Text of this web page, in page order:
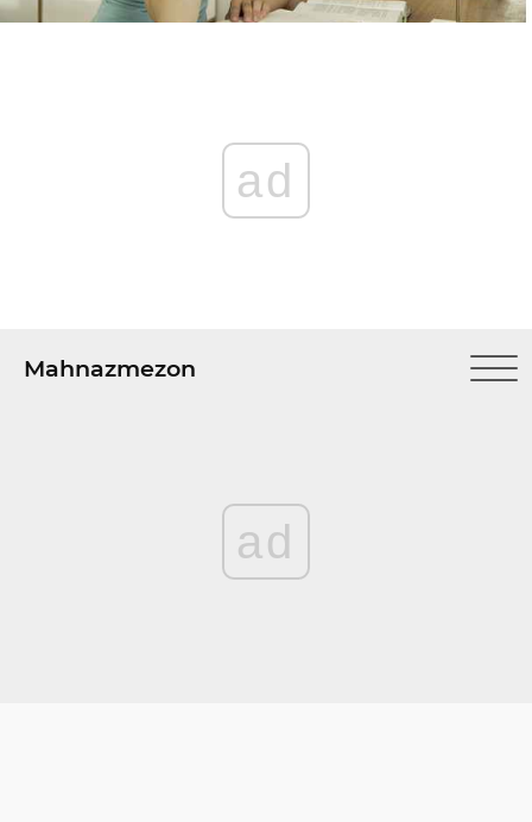
ad
Mahnazmezon
ad